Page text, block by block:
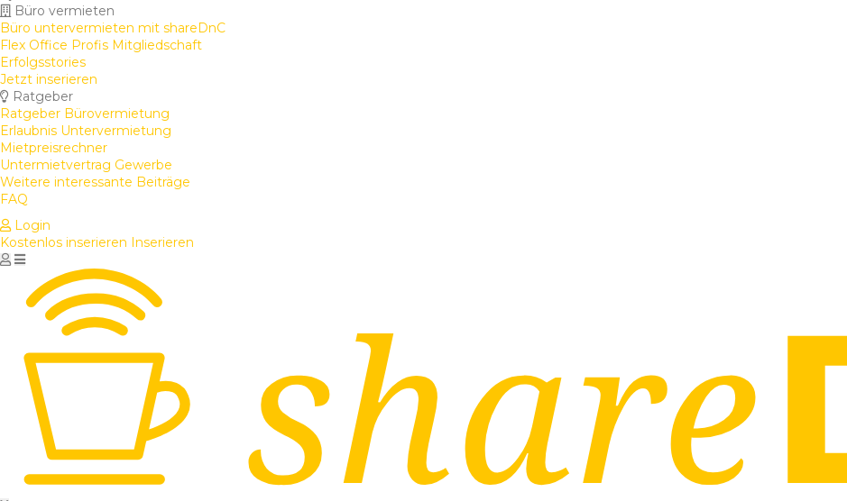
Büro vermieten
Büro untervermieten mit shareDnC
Flex Office Profis Mitgliedschaft
Erfolgsstories
Jetzt inserieren
Ratgeber
Ratgeber Bürovermietung
Erlaubnis Untervermietung
Mietpreisrechner
Untermietvertrag Gewerbe
Weitere interessante Beiträge
FAQ
Login
Kostenlos inserieren Inserieren